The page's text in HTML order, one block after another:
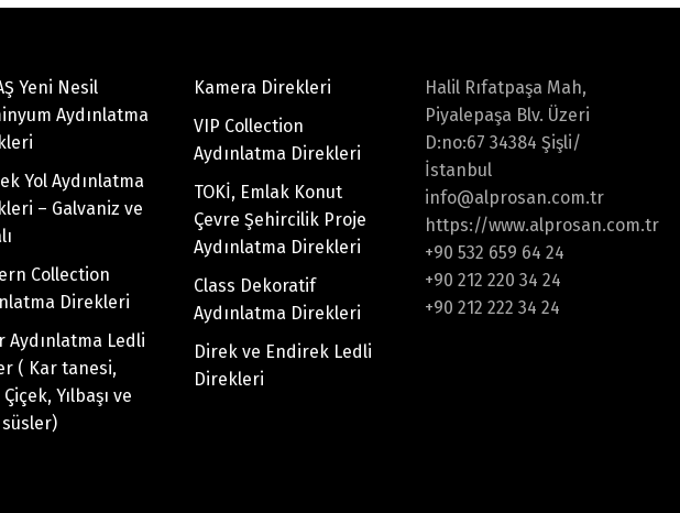
Yeni Nesil
Aydınlatma
Yol Aydınlatma
– Galvaniz ve
Collection
Direkleri
Aydınlatma Ledli
( Kar tanesi,
Yılbaşı ve
süsler)
Kamera Direkleri
VIP Collection
Aydınlatma Direkleri
TOKİ, Emlak Konut
Çevre Şehircilik Proje
Aydınlatma Direkleri
Class Dekoratif
Aydınlatma Direkleri
Direk ve Endirek Ledli
Direkleri
Halil Rıfatpaşa Mah,
Piyalepaşa Blv. Üzeri
D:no:67 34384 Şişli/
İstanbul
info@alprosan.com.tr
https://www.alprosan.com.tr
+90 532 659 64 24
+90 212 220 34 24
+90 212 222 34 24